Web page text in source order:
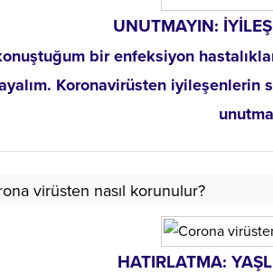
UNUTMAYIN:
bir enfeksiyon
Koronavirüsten iyileşenlerin
virüsten nasıl korunulur?
HATIRLATMA: